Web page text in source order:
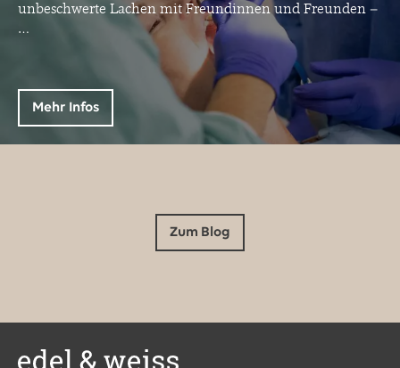
unbeschwerte Lachen mit Freundinnen und Freunden –
…
Mehr Infos
Zum Blog